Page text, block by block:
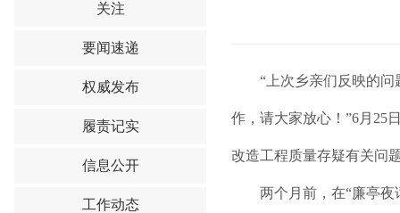
关注
要闻速递
权威发布
履责记实
信息公开
工作动态
“上次乡亲们反映的
作，请大家放心！”6月25
改造工程质量存疑有关问
两个月前，在“廉亭